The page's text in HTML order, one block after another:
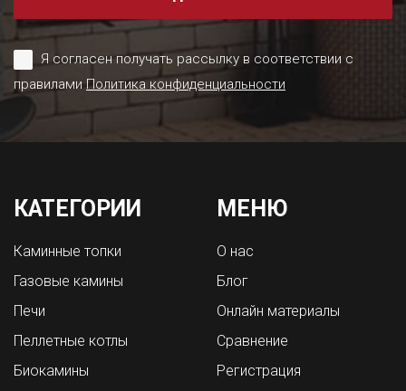
Я согласен получать рассылку в соответствии с
правиламиПолитика конфиденциальности
КАТЕГОРИИ
Каминные топки
Газовые камины
Печи
Пеллетные котлы
Биокамины
МЕНЮ
О нас
Блог
Онлайн материалы
Сравнение
Регистрация